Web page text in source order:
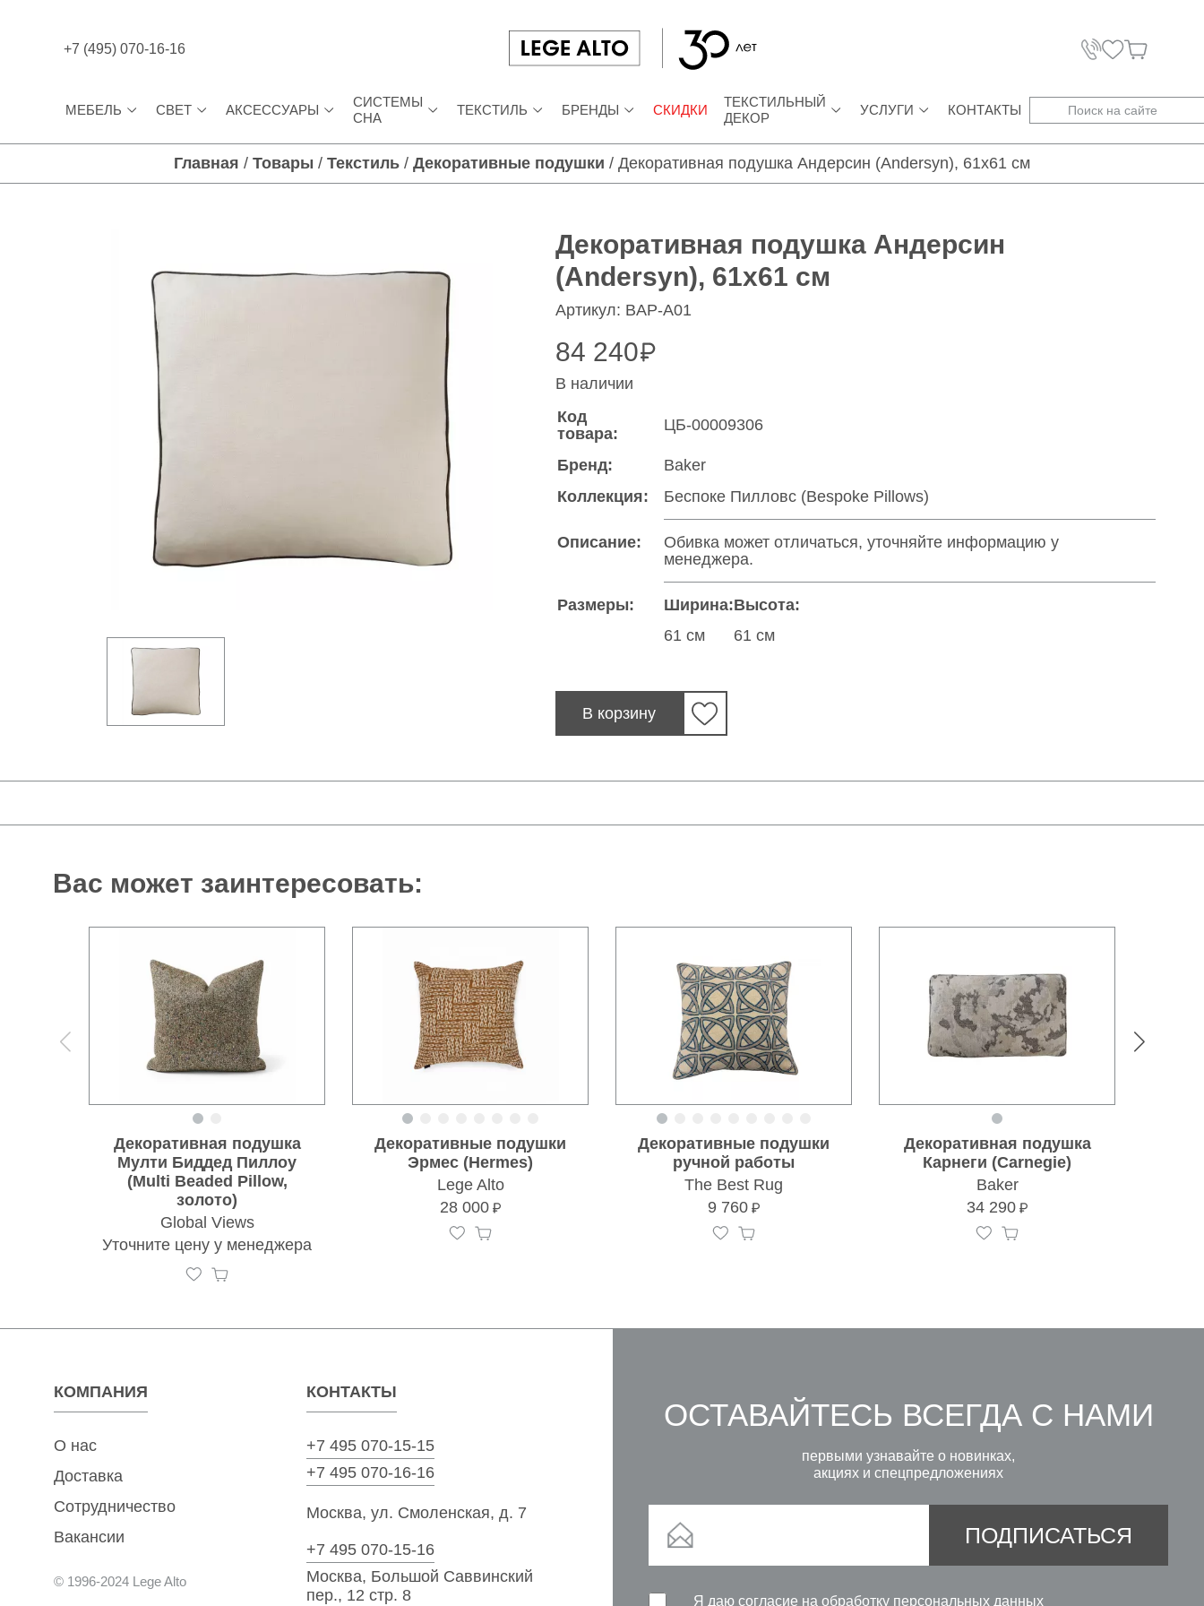
+7 (495) 070-16-16
МЕБЕЛЬ СВЕТ АКСЕССУАРЫ
СИСТЕМЫ
СНА
ТЕКСТИЛЬ БРЕНДЫ СКИДКИ
ТЕКСТИЛЬНЫЙ
ДЕКОР
УСЛУГИ КОНТАКТЫ
Главная / Товары / Текстиль / Декоративные подушки / Декоративная подушка Андерсин (Andersyn), 61x61 см
Декоративная подушка Андерсин
(Andersyn), 61x61 см
Артикул: BAP-A01
84 240
В наличии
Код
товара:
ЦБ-00009306
Бренд:
Baker
Коллекция:
Беспоке Пилловс (Bespoke Pillows)
Описание:
Обивка может отличаться, уточняйте информацию у
менеджера.
Размеры:
Ширина:
61 см
Высота:
61 см
В корзину
Вас может заинтересовать:
Декоративная подушка
Мулти Биддед Пиллоу
(Multi Beaded Pillow,
золото)
Global Views
Уточните цену у менеджера
Декоративные подушки
Эрмес (Hermes)
Lege Alto
28 000
Декоративные подушки
ручной работы
The Best Rug
9 760
Декоративная подушка
Карнеги (Carnegie)
Baker
34 290
КОМПАНИЯ
О нас
Доставка
Сотрудничество
Вакансии
© 1996-2024 Lege Alto
КОНТАКТЫ
+7 495 070-15-15
+7 495 070-16-16
Москва, ул. Смоленская, д. 7
+7 495 070-15-16
Москва, Большой Саввинский
пер., 12 стр. 8
ОСТАВАЙТЕСЬ ВСЕГДА С НАМИ
первыми узнавайте о новинках,
акциях и спецпредложениях
ПОДПИСАТЬСЯ
Я даю согласие на обработку персональных данных